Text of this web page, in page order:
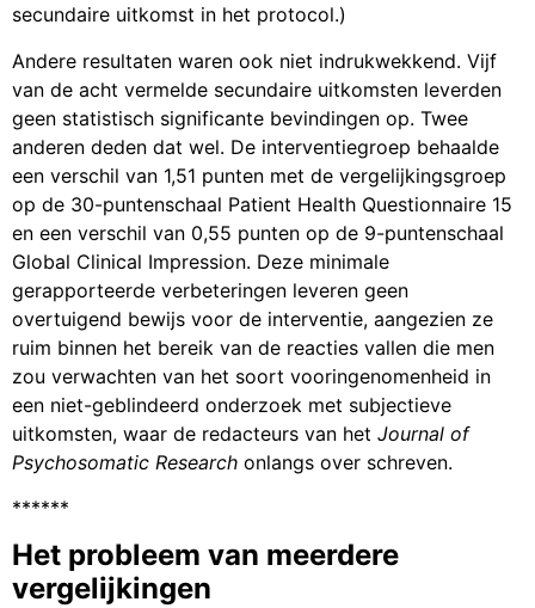
secundaire uitkomst in het protocol.)
Andere resultaten waren ook niet indrukwekkend. Vijf
van de acht vermelde secundaire uitkomsten leverden
geen statistisch significante bevindingen op. Twee
anderen deden dat wel. De interventiegroep behaalde
een verschil van 1,51 punten met de vergelijkingsgroep
op de 30-puntenschaal Patient Health Questionnaire 15
en een verschil van 0,55 punten op de 9-puntenschaal
Global Clinical Impression. Deze minimale
gerapporteerde verbeteringen leveren geen
overtuigend bewijs voor de interventie, aangezien ze
ruim binnen het bereik van de reacties vallen die men
zou verwachten van het soort vooringenomenheid in
een niet-geblindeerd onderzoek met subjectieve
uitkomsten, waar de redacteurs van het Journal of
Psychosomatic Research onlangs over schreven.
******
Het probleem van meerdere
vergelijkingen